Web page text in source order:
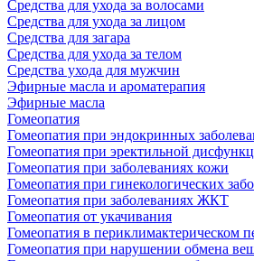
Средства для ухода за волосами
Средства для ухода за лицом
Средства для загара
Средства для ухода за телом
Средства ухода для мужчин
Эфирные масла и ароматерапия
Эфирные масла
Гомеопатия
Гомеопатия при эндокринных
Гомеопатия при эректильной
Гомеопатия при заболеваниях кожи
Гомеопатия при гинекологических
Гомеопатия при заболеваниях ЖКТ
Гомеопатия от укачивания
Гомеопатия в периклимактерическом
Гомеопатия при нарушении обмена